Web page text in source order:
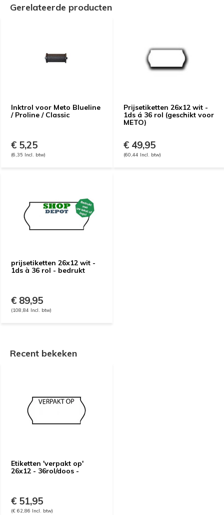
Gerelateerde producten
Inktrol voor Meto Blueline
/ Proline / Classic
€ 5,25
(6,35 Incl. btw)
Prijsetiketten 26x12 wit -
1ds á 36 rol (geschikt voor
METO)
€ 49,95
(60,44 Incl. btw)
prijsetiketten 26x12 wit -
1ds à 36 rol - bedrukt
€ 89,95
(108,84 Incl. btw)
Recent bekeken
Etiketten 'verpakt op'
26x12 - 36rol/doos -
€ 51,95
(€ 62,86 Incl. btw)